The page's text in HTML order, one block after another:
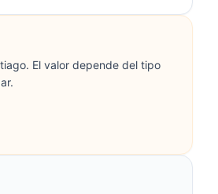
El valor depende del tipo